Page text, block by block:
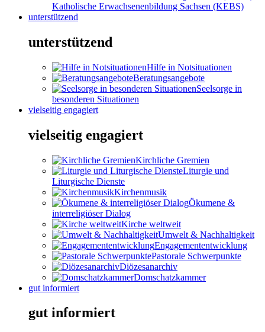
Katholische Erwachsenenbildung Sachsen (KEBS)
unterstützend
unterstützend
Hilfe in Notsituationen
Beratungsangebote
Seelsorge in
besonderen Situationen
vielseitig engagiert
vielseitig engagiert
Kirchliche Gremien
Liturgie und
Liturgische Dienste
Kirchenmusik
Ökumene &
interreligiöser Dialog
Kirche weltweit
Umwelt & Nachhaltigkeit
Engagemententwicklung
Pastorale Schwerpunkte
Diözesanarchiv
Domschatzkammer
gut informiert
gut informiert